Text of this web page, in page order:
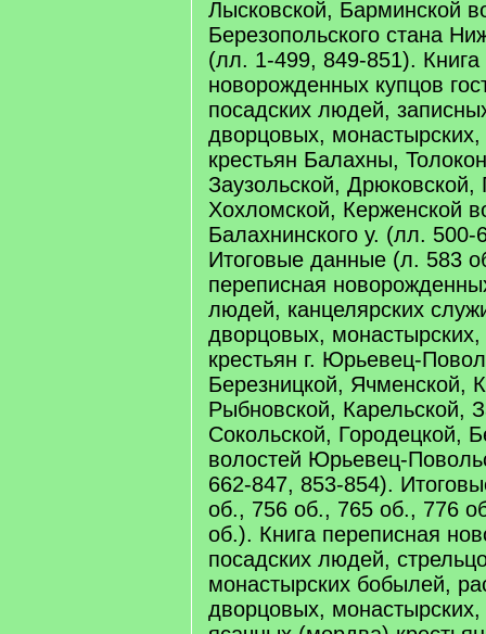
Лысковской, Барминской
Березопольского стана
(лл. 1-499, 849-851). Книга
новорожденных купцов
посадских людей,
дворцовых,
крестьян Балахны,
Заузольской, Дрюковской,
Хохломской, Керженской
Балахнинского у. (лл.
Итоговые данные (л. 583
переписная
людей, канцелярских
дворцовых,
крестьян г. Юрьевец-
Березницкой, Ячменской,
Рыбновской, Карельской,
Сокольской, Городецкой,
волостей Юрьевец-
662-847, 853-854).
об., 756 об., 765 об., 776
об.). Книга переписная
посадских людей,
монастырских бобылей,
дворцовых,